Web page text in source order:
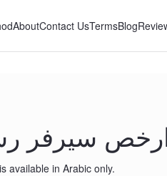
AboutContact UsTermsBlog
سيرفر
available in Arabic only.